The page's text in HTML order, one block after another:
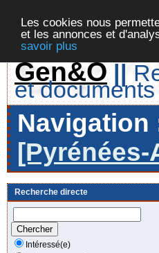
Les cookies nous
et les annonces et
savoir plus
Gen&O ||
et
Navigation
Recherche directe
Intéressé(e)